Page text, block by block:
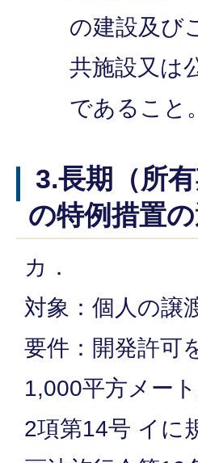
の建設及び
共施設又は
であること。
3.長期（所
の特例措置の
カ．
対象：個人の譲
要件：開発許可
1,000平方メー
2項第14号 イに